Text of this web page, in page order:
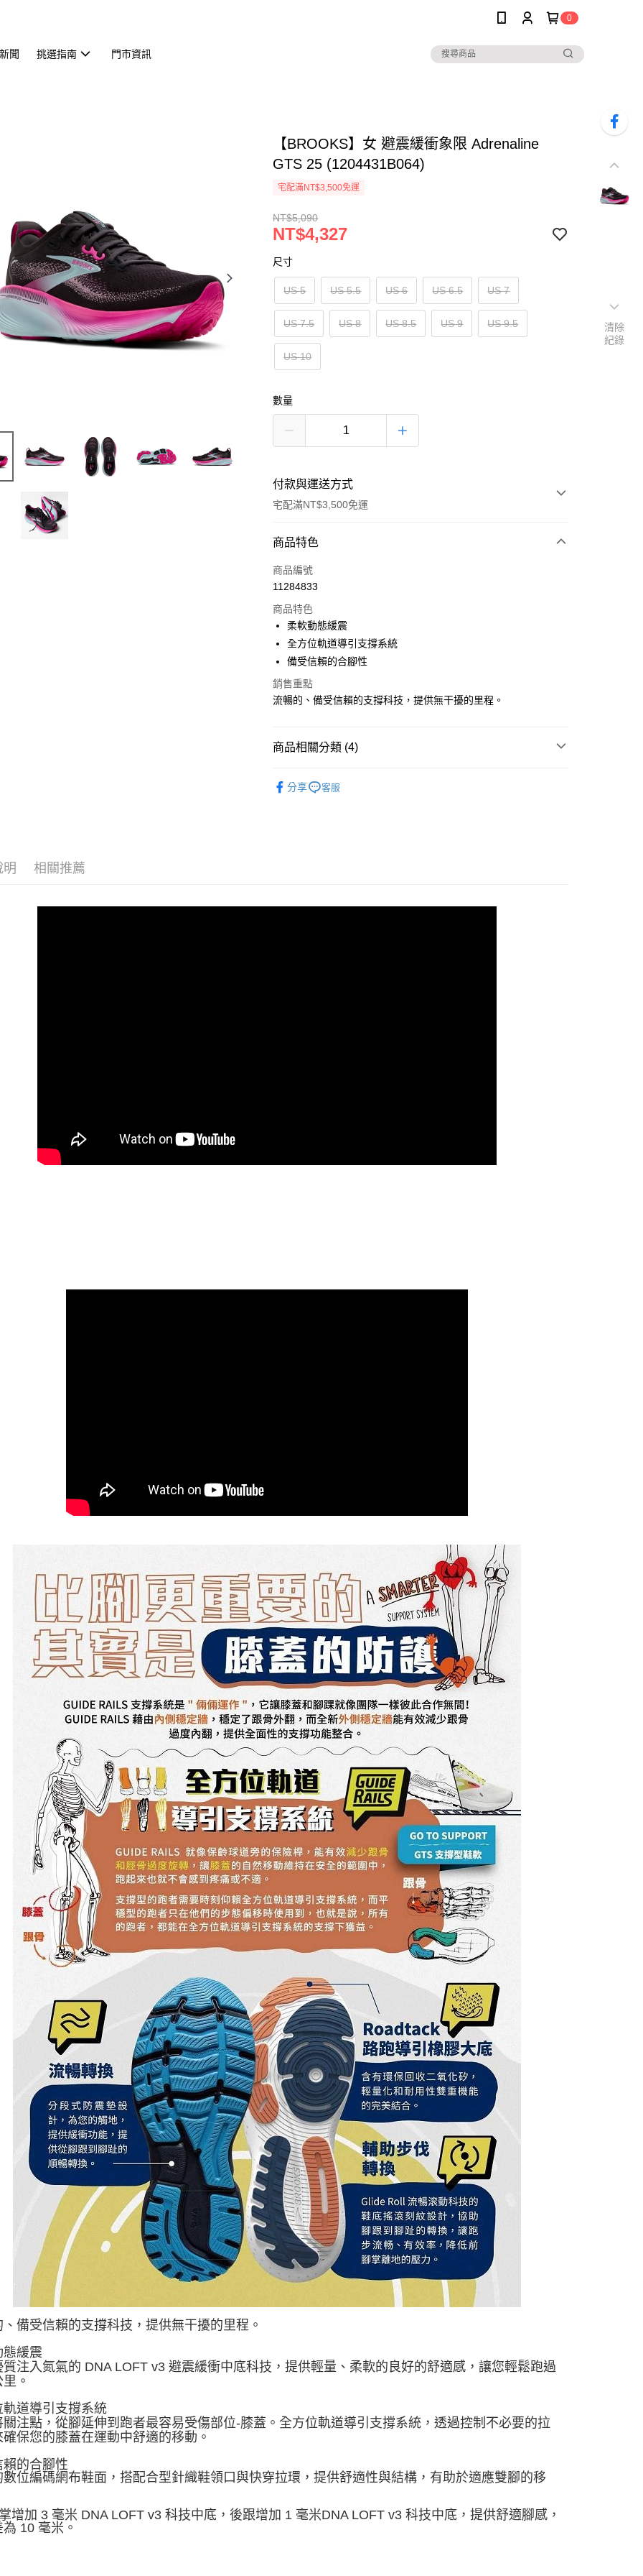
0
聞 挑選指南 門市資訊
【BROOKS】女 避震緩衝象限 Adrenaline
GTS 25 (1204431B064)
宅配滿NT$3,500免運
NT$5,090
NT$4,327
尺寸
US 5 US 5.5 US 6 US 6.5 US 7
US 7.5 US 8 US 8.5 US 9 US 9.5
US 10
數量
付款與運送方式
宅配滿NT$3,500免運
付款方式
信用卡一次付款
運送方式
宅配
每筆NT$100，滿NT$3,500(含以上)免運費
商品特色
商品編號
11284833
商品特色
柔軟動態緩震
全方位軌道導引支撐系統
備受信賴的合腳性
銷售重點
流暢的、備受信賴的支撐科技，提供無干擾的里程。
商品相關分類 (4)
分享 客服
明 相關推薦
備受信賴的支撐科技，提供無干擾的里程。
態緩震
質注入氮氣的 DNA LOFT v3 避震緩衝中底科技，提供輕量、柔軟的良好的舒適感，讓您輕鬆跑過
。
軌道導引支撐系統
關注點，從腳延伸到跑者最容易受傷部位-膝蓋。全方位軌道導引支撐系統，透過控制不必要的拉
保您的膝蓋在運動中舒適的移動。
賴的合腳性
數位編碼網布鞋面，搭配合型針織鞋領口與快穿拉環，提供舒適性與結構，有助於適應雙腳的移
增加 3 毫米 DNA LOFT v3 科技中底，後跟增加 1 毫米DNA LOFT v3 科技中底，提供舒適腳感，
10 毫米。
清除
紀錄